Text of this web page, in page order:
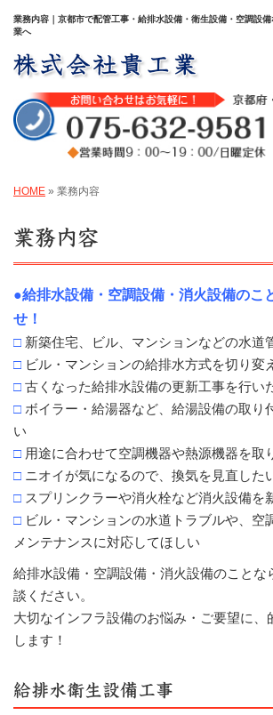
業務内容｜京都市で配管工事・給排水設備・衛生設備・空調設
業へ
HOME » 業務内容
業務内容
●給排水設備・空調設備・消火設備のこ
せ！
□ 新築住宅、ビル、マンションなどの水道
□ ビル・マンションの給排水方式を切り変
□ 古くなった給排水設備の更新工事を行い
□ ボイラー・給湯器など、給湯設備の取り
い
□ 用途に合わせて空調機器や熱源機器を取
□ ニオイが気になるので、換気を見直した
□ スプリンクラーや消火栓など消火設備を
□ ビル・マンションの水道トラブルや、空
メンテナンスに対応してほしい
給排水設備・空調設備・消火設備のことな
談ください。
大切なインフラ設備のお悩み・ご要望に、
します！
給排水衛生設備工事